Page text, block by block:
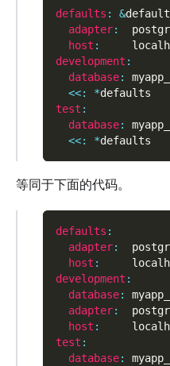
defaults : &
adapter:
host :
development :
database:
<<: *defaults
test :
database:
<<: *defaults
等同于下面的代码。
defaults :
adapter:
host :
development :
database:
adapter:
host :
test :
database: